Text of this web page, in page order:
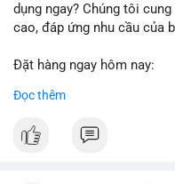
dụng ngay? Chúng tôi
cao, đáp ứng nhu cầu của
Đặt hàng ngay hôm nay:
✅ Phản hồi trong 24 giờ
✅ WhatsApp: +1 (66
✅ Telegram: @localpvashop
Đọc thêm